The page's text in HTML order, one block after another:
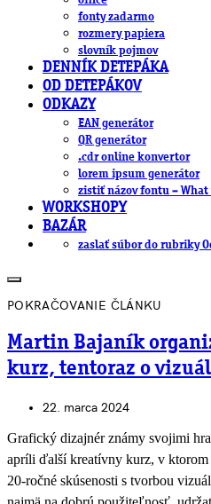
fonty zadarmo
rozmery papiera
slovník pojmov
DENNÍK DETEPÁKA
OD DETEPÁKOV
ODKAZY
EAN generátor
QR generátor
.cdr online konvertor
lorem ipsum generátor
zistiť názov fontu – What
WORKSHOPY
BAZÁR
zaslať súbor do rubriky
POKRAČOVANIE ČLÁNKU
Martin Bajaník
kurz, tentoraz o
22. marca 2024
Grafický dizajnér známy svojimi
apríli ďalší kreatívny kurz, v
20-ročné skúsenosti s tvorbou